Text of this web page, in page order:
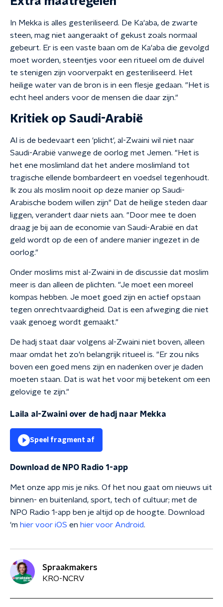
In Mekka is alles gesteriliseerd. De Ka'aba, de zwarte
steen, mag niet aangeraakt of gekust zoals normaal
gebeurt. Er is een vaste baan om de Ka'aba die gevolgd
moet worden, steentjes voor een ritueel om de duivel
te stenigen zijn voorverpakt en gesteriliseerd. Het
heilige water van de bron is in een flesje gedaan. "Het is
echt heel anders voor de mensen die daar zijn."
Kritiek op Saudi-Arabië
Al is de bedevaart een 'plicht', al-Zwaini wil niet naar
Saudi-Arabië vanwege de oorlog met Jemen. "Het is
het ene moslimland dat het andere moslimland tot
tragische ellende bombardeert en voedsel tegenhoudt.
Ik zou als moslim nooit op deze manier op Saudi-
Arabische bodem willen zijn" Dat de heilige steden daar
liggen, verandert daar niets aan. "Door mee te doen
draag je bij aan de economie van Saudi-Arabië en dat
geld wordt op de een of andere manier ingezet in de
oorlog."
Onder moslims mist al-Zwaini in de discussie dat moslim
meer is dan alleen de plichten. "Je moet een moreel
kompas hebben. Je moet goed zijn en actief opstaan
tegen onrechtvaardigheid. Dat is een afweging die niet
vaak genoeg wordt gemaakt."
De hadj staat daar volgens al-Zwaini niet boven, alleen
maar omdat het zo'n belangrijk ritueel is. "Er zou niks
boven een goed mens zijn en nadenken over je daden
moeten staan. Dat is wat het voor mij betekent om een
gelovige te zijn."
Laila al-Zwaini over de hadj naar Mekka
Speel fragment af
Download de NPO Radio 1-app
Met onze app mis je niks. Of het nou gaat om nieuws uit
binnen- en buitenland, sport, tech of cultuur; met de
NPO Radio 1-app ben je altijd op de hoogte. Download
'm hier voor iOS en hier voor Android.
Spraakmakers
KRO-NCRV